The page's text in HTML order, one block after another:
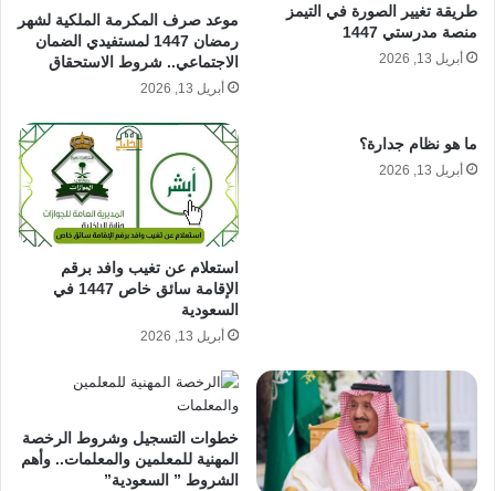
طريقة تغيير الصورة في التيمز
منصة مدرستي 1447
أبريل 13, 2026
موعد صرف المكرمة الملكية لشهر
رمضان 1447 لمستفيدي الضمان
الاجتماعي.. شروط الاستحقاق
أبريل 13, 2026
ما هو نظام جدارة؟
أبريل 13, 2026
استعلام عن تغيب وافد برقم
الإقامة سائق خاص 1447 في
السعودية
أبريل 13, 2026
خطوات التسجيل وشروط الرخصة
المهنية للمعلمين والمعلمات.. وأهم
الشروط ” السعودية”